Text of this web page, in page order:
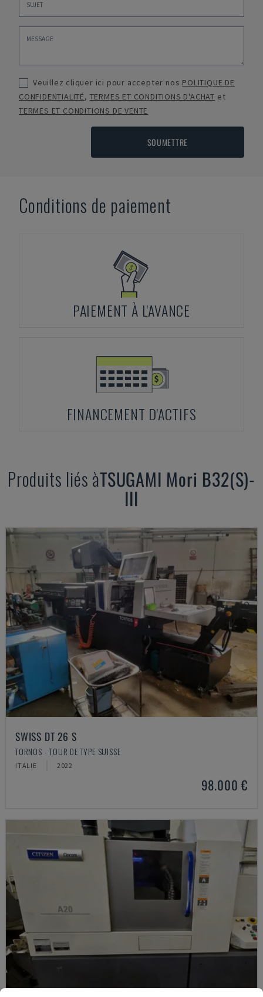
Veuillez cliquer ici pour accepter nos POLITIQUE DE
CONFIDENTIALITÉ, TERMES ET CONDITIONS D'ACHAT et
TERMES ET CONDITIONS DE VENTE
SOUMETTRE
Conditions de paiement
PAIEMENT À L'AVANCE
FINANCEMENT D'ACTIFS
Produits liés àTSUGAMI Mori B32(S)-
III
SWISS DT 26 S
TORNOS - TOUR DE TYPE SUISSE
ITALIE 2022
98.000 €